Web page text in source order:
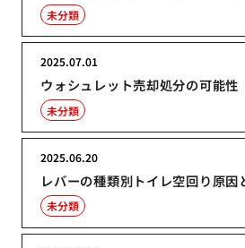
未分類
ウォシュレット売却処分の可能性
2025.07.01
未分類
レバーの種類別トイレ空回り原
2025.06.20
未分類